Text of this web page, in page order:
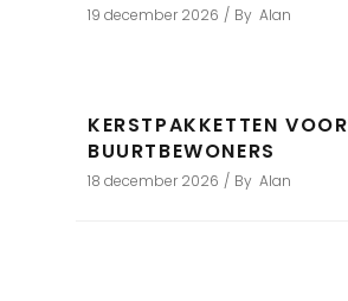
19 december 2026 By Alan
KERSTPAKKETTEN VOOR
BUURTBEWONERS
18 december 2026 By Alan